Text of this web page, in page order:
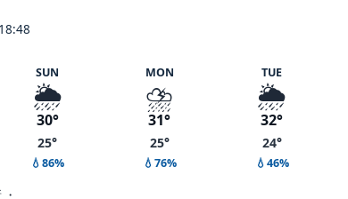
18:48
SUN
🌦️
30°
25°
💧86%
MON
⛈️
31°
25°
💧76%
TUE
🌦️
32°
24°
💧46%